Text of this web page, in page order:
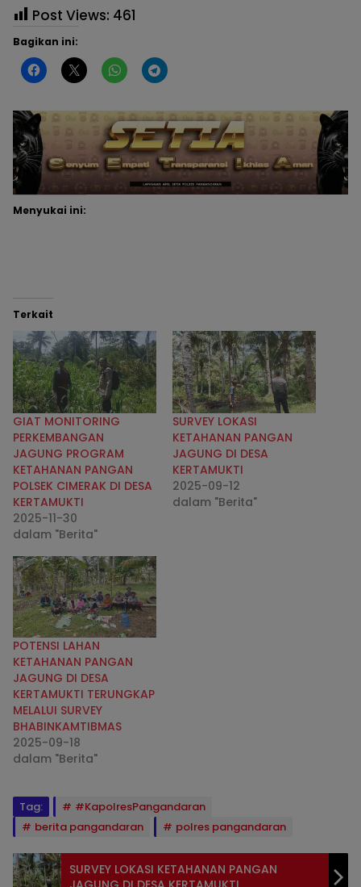
Post Views: 461
Bagikan ini:
Menyukai ini:
Terkait
GIAT MONITORING
PERKEMBANGAN
JAGUNG PROGRAM
KETAHANAN PANGAN
POLSEK CIMERAK DI DESA
KERTAMUKTI
2025-11-30
dalam "Berita"
SURVEY LOKASI
KETAHANAN PANGAN
JAGUNG DI DESA
KERTAMUKTI
2025-09-12
dalam "Berita"
POTENSI LAHAN
KETAHANAN PANGAN
JAGUNG DI DESA
KERTAMUKTI TERUNGKAP
MELALUI SURVEY
BHABINKAMTIBMAS
2025-09-18
dalam "Berita"
Tag:
#KapolresPangandaran
berita pangandaran
polres pangandaran
SURVEY LOKASI KETAHANAN PANGAN